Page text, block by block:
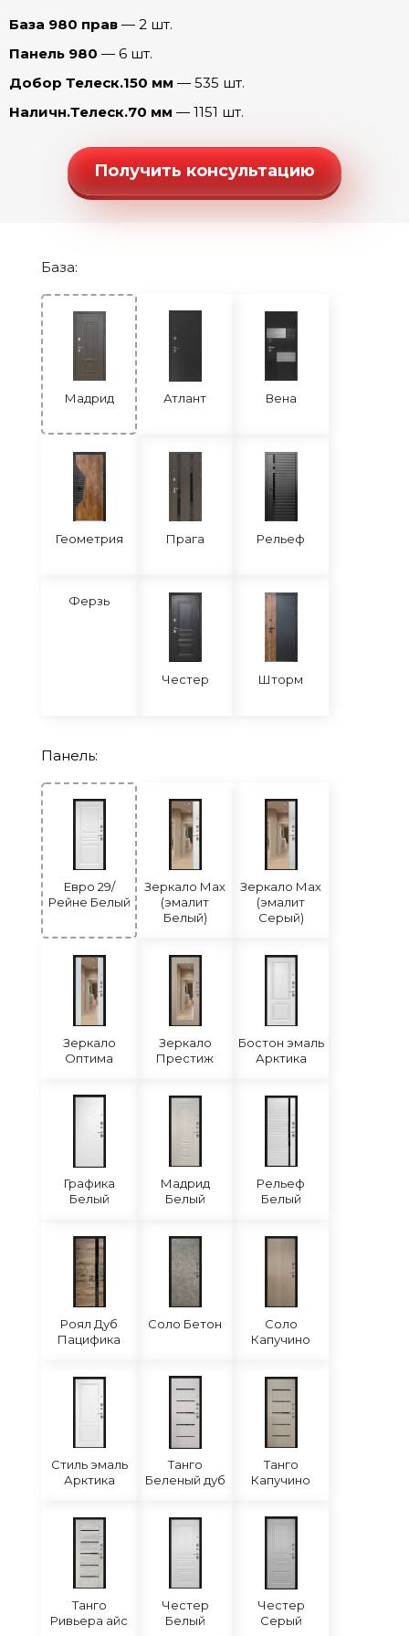
Мадрид Танго (Беленый дуб)
Мадрид Танго (Капучино)
Мадрид Шелли (эмалит Белый)
Мадрид Шелли (эмалит Серый)
База 980 прав — 2 шт.
Панель 980 — 6 шт.
Добор Телеск.150 мм — 535 шт.
Наличн.Телеск.70 мм — 1151 шт.
Получить консультацию
База:
Мадрид Атлант Вена
Геометрия Прага Рельеф
Ферзь
Честер Шторм
Панель:
Евро 29/
Рейне Белый
Зеркало Мах
(эмалит
Белый)
Зеркало Мах
(эмалит
Серый)
Зеркало
Оптима
Зеркало
Престиж
Бостон эмаль
Арктика
Графика
Белый
Мадрид
Белый
Рельеф
Белый
Роял Дуб
Пацифика
Соло Бетон
Соло
Капучино
Стиль эмаль
Арктика
Танго
Беленый дуб
Танго
Капучино
Танго
Ривьера айс
Честер
Белый
Честер
Серый